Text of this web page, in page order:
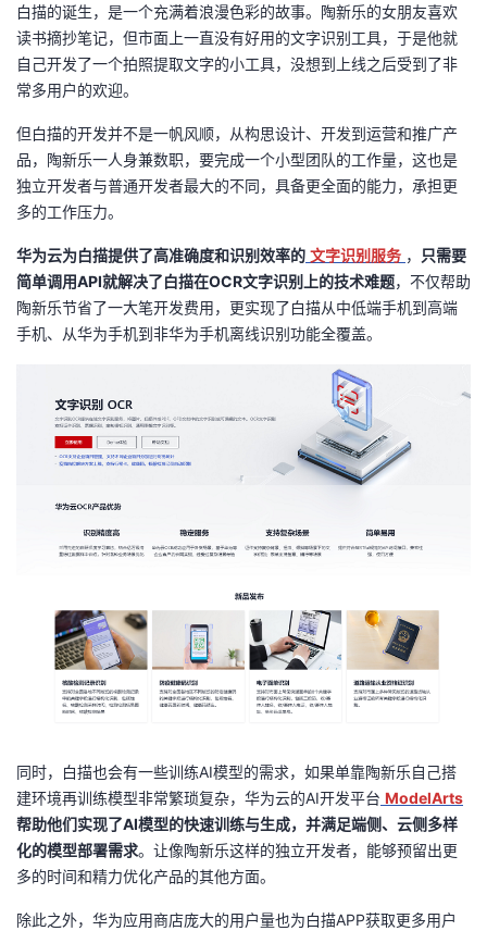
程
认
证
的
实
我
的
藏
支
持
声
建
白描的诞生，是一个充满着浪漫色彩的故事。陶新乐的女朋友喜欢
读书摘抄笔记，但市面上一直没有好用的文字识别工具，于是他就
自己开发了一个拍照提取文字的小工具，没想到上线之后受到了非
常多用户的欢迎。
但白描的开发并不是一帆风顺，从构思设计、开发到运营和推广产
品，陶新乐一人身兼数职，要完成一个小型团队的工作量，这也是
独立开发者与普通开发者最大的不同，具备更全面的能力，承担更
多的工作压力。
华为云为白描提供了高准确度和识别效率的 文字识别服务 ，
只需要
简单调用API就解决了白描在OCR文字识别上的技术难题，不仅帮助
陶新乐节省了一大笔开发费用，更实现了白描从中低端手机到高端
手机、从华为手机到非华为手机离线识别功能全覆盖。
同时，白描也会有一些训练AI模型的需求，如果单靠陶新乐自己搭
建环境再训练模型非常繁琐复杂，华为云的AI开发平台 ModelArts
帮助他们实现了AI模型的快速训练与生成，并满足端侧、云侧多样
化的模型部署需求。让像陶新乐这样的独立开发者，能够预留出更
多的时间和精力优化产品的其他方面。
除此之外，华为应用商店庞大的用户量也为白描APP获取更多用户